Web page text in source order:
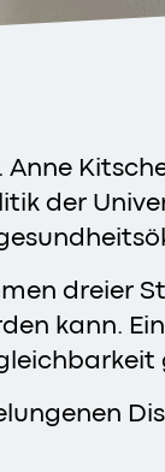
der
dreier
kann.